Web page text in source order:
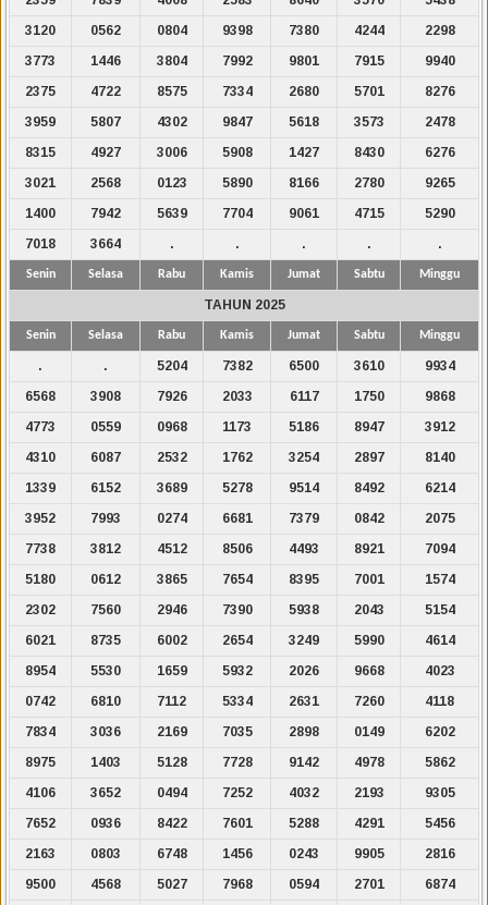
3120
0562 0804 9398 7380 4244
2298
3773
1446 3804 7992 9801 7915
9940
2375
4722 8575 7334 2680 5701
8276
3959
5807 4302 9847 5618 3573
2478
8315
4927 3006 5908 1427 8430
6276
3021
2568 0123 5890 8166 2780
9265
1400
7942 5639 7704 9061 4715
5290
7018
3664 . . . . .
Senin Selasa Rabu Kamis Jumat Sabtu Minggu
TAHUN 2025
Senin Selasa Rabu Kamis Jumat Sabtu Minggu
. . 5204 7382 6500 3610
9934
6568
3908 7926 2033 6117 1750
9868
4773
0559 0968 1173 5186 8947
3912
4310
6087 2532 1762 3254 2897
8140
1339
6152 3689 5278 9514 8492
6214
3952
7993 0274 6681 7379 0842
2075
7738
3812 4512 8506 4493 8921
7094
5180
0612 3865 7654 8395 7001
1574
2302
7560 2946 7390 5938 2043
5154
6021
8735 6002 2654 3249 5990
4614
8954
5530 1659 5932 2026 9668
4023
0742
6810 7112 5334 2631 7260
4118
7834
3036 2169 7035 2898 0149
6202
8975
1403 5128 7728 9142 4978
5862
4106
3652 0494 7252 4032 2193
9305
7652
0936 8422 7601 5288 4291
5456
2163
0803 6748 1456 0243 9905
2816
9500
4568 5027 7968 0594 2701
6874